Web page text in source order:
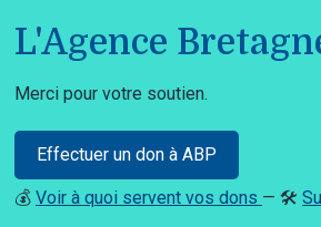
L'Agence
Merci pour votre soutien.
Effectuer un don à ABP
💰 Voir à quoi servent vos dons — 🛠️